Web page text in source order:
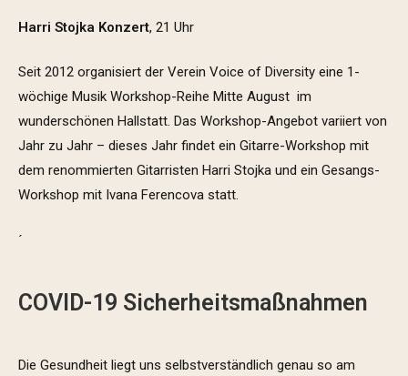
Harri Stojka Konzert, 21 Uhr
Seit 2012 organisiert der Verein Voice of Diversity eine 1-
wöchige Musik Workshop-Reihe Mitte August im
wunderschönen Hallstatt. Das Workshop-Angebot variiert von
Jahr zu Jahr – dieses Jahr findet ein Gitarre-Workshop mit
dem renommierten Gitarristen Harri Stojka und ein Gesangs-
Workshop mit Ivana Ferencova statt.
´
COVID-19 Sicherheitsmaßnahmen
Die Gesundheit liegt uns selbstverständlich genau so am